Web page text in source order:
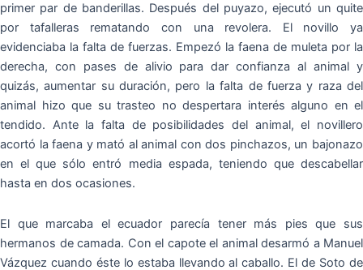
primer par de banderillas. Después del puyazo, ejecutó un quite
por tafalleras rematando con una revolera. El novillo ya
evidenciaba la falta de fuerzas. Empezó la faena de muleta por la
derecha, con pases de alivio para dar confianza al animal y
quizás, aumentar su duración, pero la falta de fuerza y raza del
animal hizo que su trasteo no despertara interés alguno en el
tendido. Ante la falta de posibilidades del animal, el novillero
acortó la faena y mató al animal con dos pinchazos, un bajonazo
en el que sólo entró media espada, teniendo que descabellar
hasta en dos ocasiones.
El que marcaba el ecuador parecía tener más pies que sus
hermanos de camada. Con el capote el animal desarmó a Manuel
Vázquez cuando éste lo estaba llevando al caballo. El de Soto de